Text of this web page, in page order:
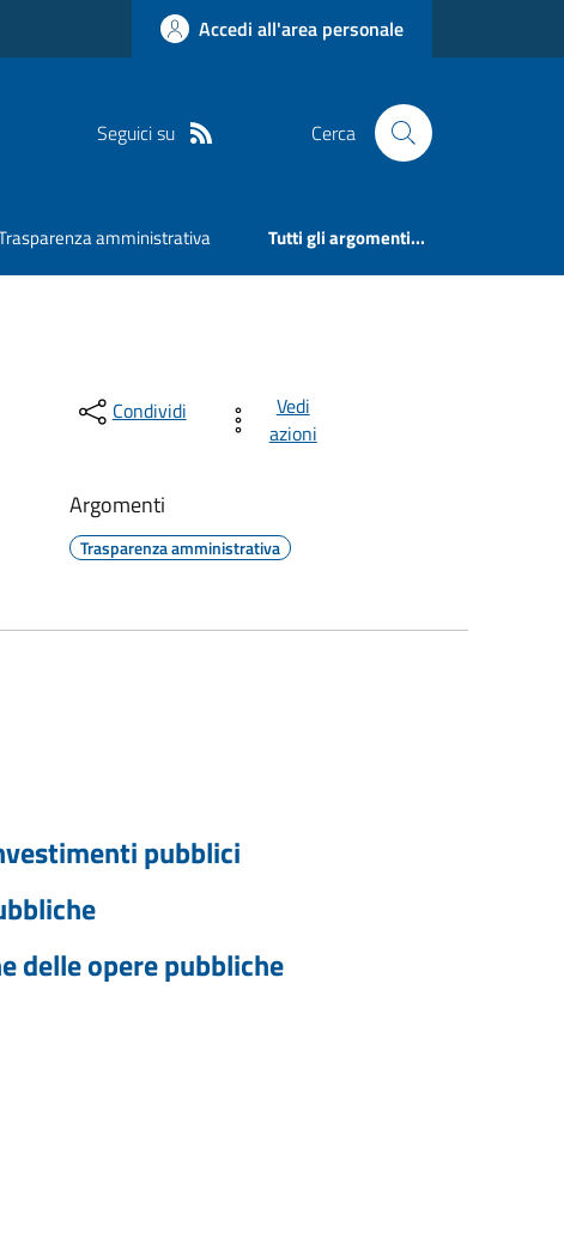
Accedi all'area personale
Seguici su Cerca
amministrativa Tutti gli argomenti...
Condividi
Vedi
azioni
Argomenti
Trasparenza amministrativa
pubblici
delle opere pubbliche